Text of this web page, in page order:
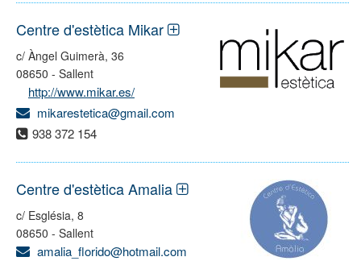
Centre d'estètica Mikar
c/ Àngel Guimerà, 36
08650 - Sallent
http://www.mikar.es/
mikarestetica@gmail.com
938 372 154
Centre d'estètica Amalia
c/ Església, 8
08650 - Sallent
amalia_florido@hotmail.com